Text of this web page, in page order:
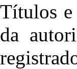
Títulos e
da